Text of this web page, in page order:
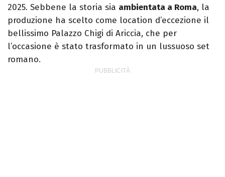
2025. Sebbene la storia sia ambientata a Roma, la
produzione ha scelto come location d’eccezione il
bellissimo Palazzo Chigi di Ariccia, che per
l’occasione è stato trasformato in un lussuoso set
romano.